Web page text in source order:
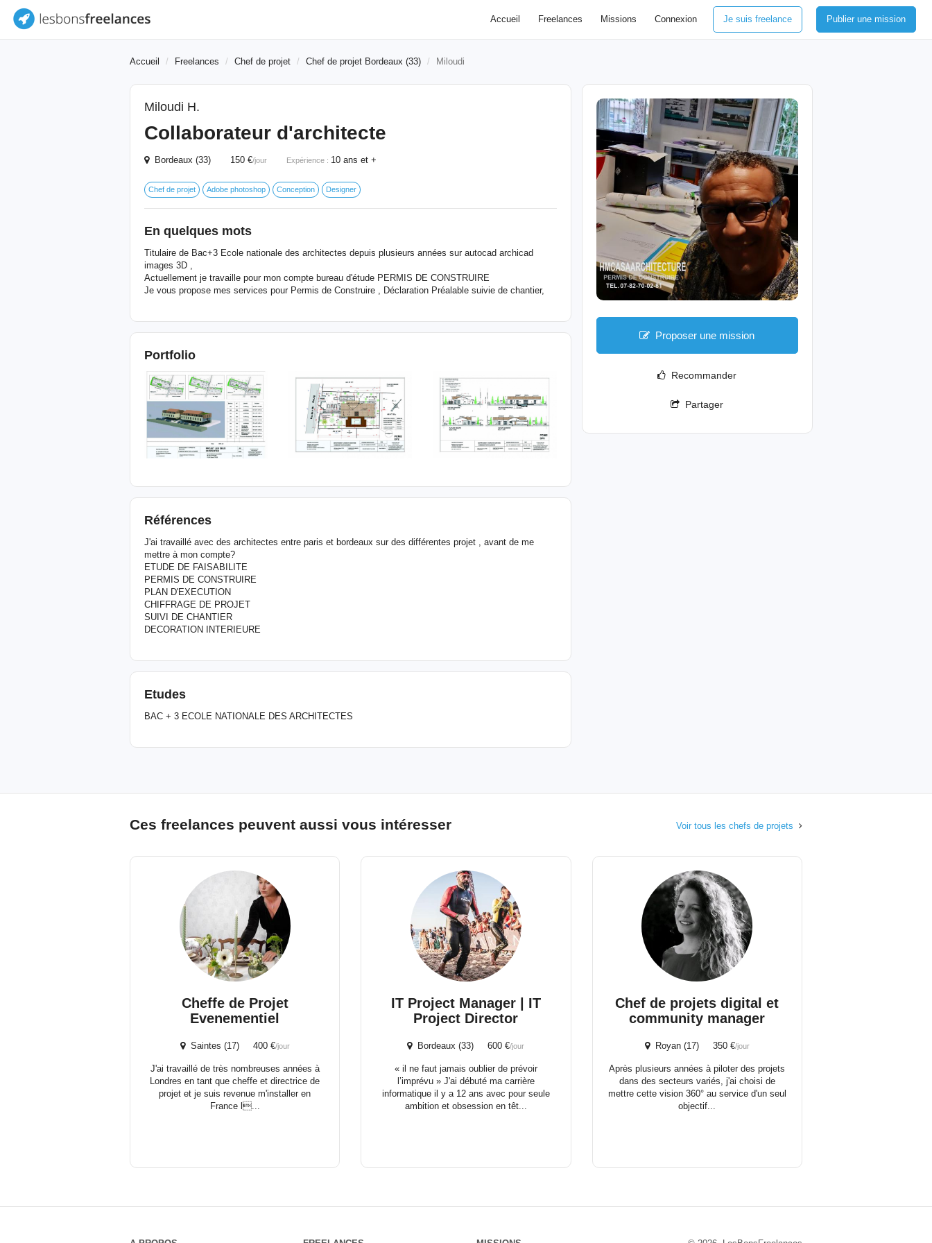
Accueil Freelances Missions Connexion Je suis freelance Publier une mission
Accueil Freelances Chef de projet Chef de projet Bordeaux (33) Miloudi
Miloudi H.
Collaborateur d'architecte
Bordeaux (33) 150 €/jour Expérience : 10 ans et +
Chef de projet Adobe photoshop Conception Designer
En quelques mots
Titulaire de Bac+3 Ecole nationale des architectes depuis plusieurs années sur autocad archicad
images 3D ,
Actuellement je travaille pour mon compte bureau d'étude PERMIS DE CONSTRUIRE
Je vous propose mes services pour Permis de Construire , Déclaration Préalable suivie de chantier,
Portfolio
Références
J'ai travaillé avec des architectes entre paris et bordeaux sur des différentes projet , avant de me
mettre à mon compte?
ETUDE DE FAISABILITE
PERMIS DE CONSTRUIRE
PLAN D'EXECUTION
CHIFFRAGE DE PROJET
SUIVI DE CHANTIER
DECORATION INTERIEURE
Etudes
BAC + 3 ECOLE NATIONALE DES ARCHITECTES
Proposer une mission
Recommander
Partager
Ces freelances peuvent aussi vous intéresser Voir tous les chefs de projets
Cheffe de Projet
Evenementiel
Saintes (17) 400 €/jour
J'ai travaillé de très nombreuses années à
Londres en tant que cheffe et directrice de
projet et je suis revenue m'installer en
France l...
IT Project Manager | IT
Project Director
Bordeaux (33) 600 €/jour
« il ne faut jamais oublier de prévoir
l’imprévu » J'ai débuté ma carrière
informatique il y a 12 ans avec pour seule
ambition et obsession en têt...
Chef de projets digital et
community manager
Royan (17) 350 €/jour
Après plusieurs années à piloter des projets
dans des secteurs variés, j'ai choisi de
mettre cette vision 360° au service d'un seul
objectif...